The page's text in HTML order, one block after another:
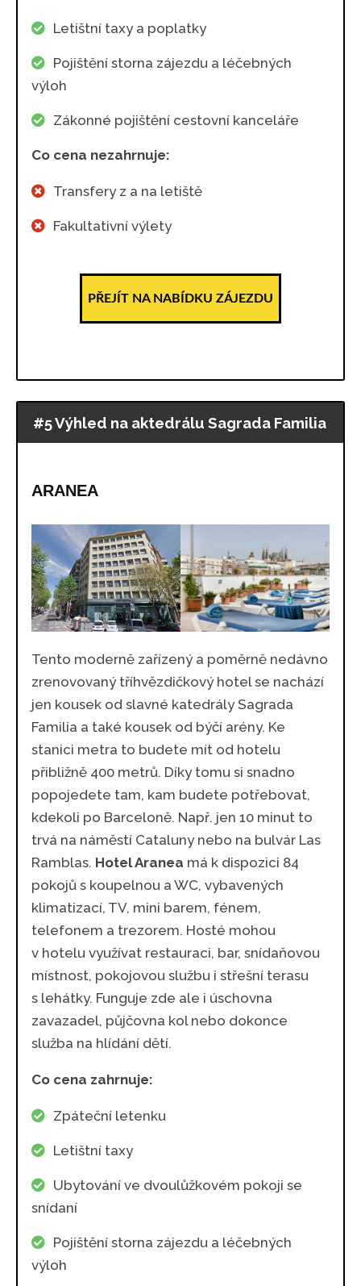
Letištní taxy a poplatky
Pojištění storna zájezdu a léčebných
výloh
Zákonné pojištění cestovní kanceláře
Co cena nezahrnuje:
Transfery z a na letiště
Fakultativní výlety
PŘEJÍT NA NABÍDKU ZÁJEZDU
#5 Výhled na aktedrálu Sagrada Familia
ARANEA
Tento moderně zařízený a poměrně nedávno
zrenovovaný tříhvězdičkový hotel se nachází
jen kousek od slavné katedrály Sagrada
Familia a také kousek od býčí arény. Ke
stanici metra to budete mít od hotelu
přibližně 400 metrů. Díky tomu si snadno
popojedete tam, kam budete potřebovat,
kdekoli po Barceloně. Např. jen 10 minut to
trvá na náměstí Cataluny nebo na bulvár Las
Ramblas. Hotel Aranea má k dispozici 84
pokojů s koupelnou a WC, vybavených
klimatizací, TV, mini barem, fénem,
telefonem a trezorem. Hosté mohou
v hotelu využívat restauraci, bar, snídaňovou
místnost, pokojovou službu i střešní terasu
s lehátky. Funguje zde ale i úschovna
zavazadel, půjčovna kol nebo dokonce
služba na hlídání dětí.
Co cena zahrnuje:
Zpáteční letenku
Letištní taxy
Ubytování ve dvoulůžkovém pokoji se
snídaní
Pojištění storna zájezdu a léčebných
výloh